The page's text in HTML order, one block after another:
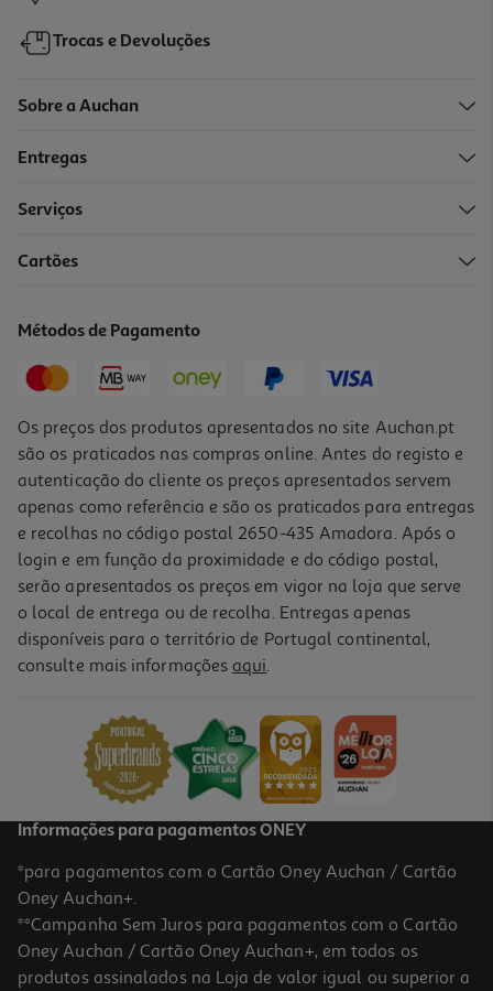
-10%
15,50 € PVP de editor
-10%
Livro As Aventuras Do Dragão De Dav Pilkey
PVP de editor
13,41 €
-10%
Trocas e Devoluções
Sobre a Auchan
Entregas
Serviços
Cartões
Métodos de Pagamento
Os preços dos produtos apresentados no site Auchan.pt
são os praticados nas compras online. Antes do registo e
autenticação do cliente os preços apresentados servem
apenas como referência e são os praticados para entregas
e recolhas no código postal 2650-435 Amadora. Após o
login e em função da proximidade e do código postal,
serão apresentados os preços em vigor na loja que serve
o local de entrega ou de recolha. Entregas apenas
disponíveis para o território de Portugal continental,
consulte mais informações aqui.
Informações para pagamentos ONEY
*para pagamentos com o Cartão Oney Auchan / Cartão
Oney Auchan+.
**Campanha Sem Juros para pagamentos com o Cartão
Oney Auchan / Cartão Oney Auchan+, em todos os
produtos assinalados na Loja de valor igual ou superior a